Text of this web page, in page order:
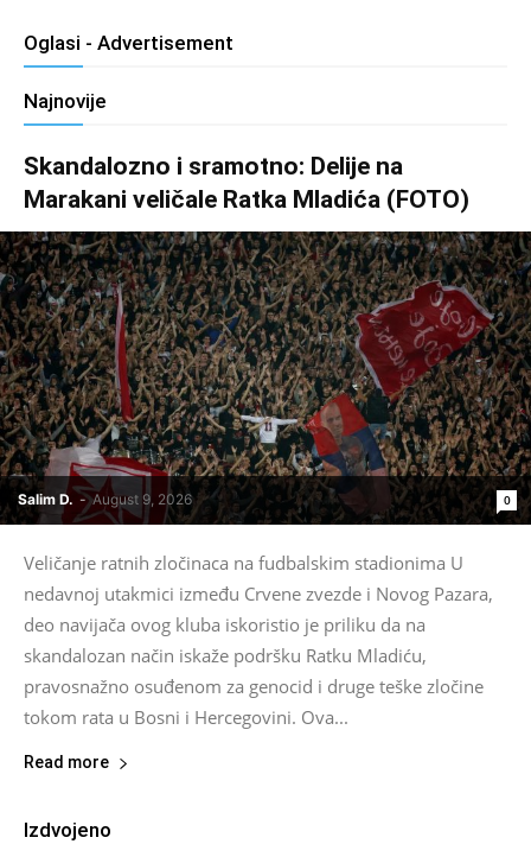
Oglasi - Advertisement
Najnovije
Skandalozno i sramotno: Delije na
Marakani veličale Ratka Mladića (FOTO)
Salim D. - August 9, 2026 0
Veličanje ratnih zločinaca na fudbalskim stadionima U
nedavnoj utakmici između Crvene zvezde i Novog Pazara,
deo navijača ovog kluba iskoristio je priliku da na
skandalozan način iskaže podršku Ratku Mladiću,
pravosnažno osuđenom za genocid i druge teške zločine
tokom rata u Bosni i Hercegovini. Ova...
Read more
Izdvojeno